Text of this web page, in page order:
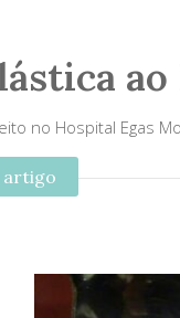
ao
no Hospital Egas
artigo